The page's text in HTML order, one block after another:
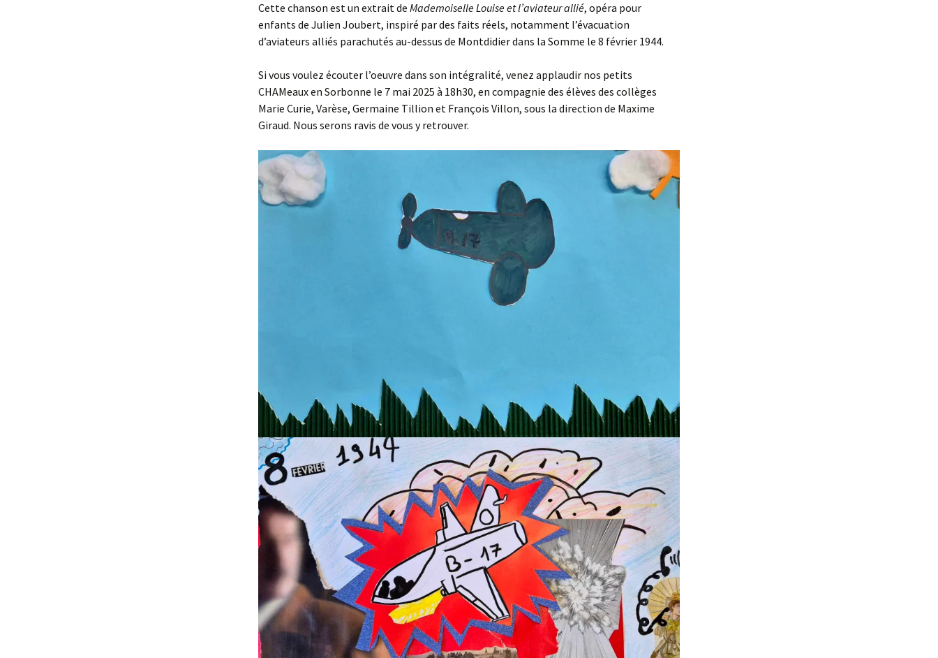
Cette chanson est un extrait de Mademoiselle Louise et l’aviateur allié, opéra pour
enfants de Julien Joubert, inspiré par des faits réels, notamment l’évacuation
d’aviateurs alliés parachutés au-dessus de Montdidier dans la Somme le 8 février 1944.
Si vous voulez écouter l’oeuvre dans son intégralité, venez applaudir nos petits
CHAMeaux en Sorbonne le 7 mai 2025 à 18h30, en compagnie des élèves des collèges
Marie Curie, Varèse, Germaine Tillion et François Villon, sous la direction de Maxime
Giraud. Nous serons ravis de vous y retrouver.